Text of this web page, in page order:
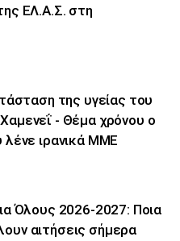
ΕΛ.Α.Σ. στη
της υγείας του
- Θέμα χρόνου ο
λένε ιρανικά ΜΜΕ
Όλους 2026-2027: Ποια
αιτήσεις σήμερα